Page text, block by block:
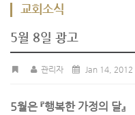
교회소식
5월 8일 광고
관리자 Jan 14, 2012
5월은 『행복한 가정의 달』